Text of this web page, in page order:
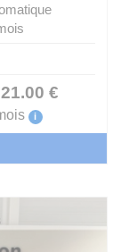
.00 €
i